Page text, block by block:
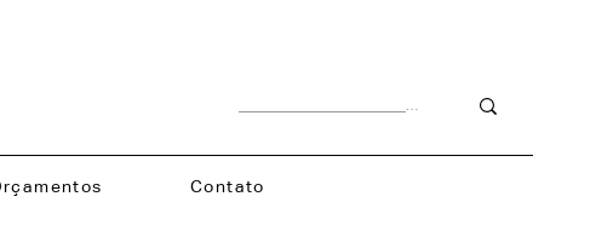
Contato